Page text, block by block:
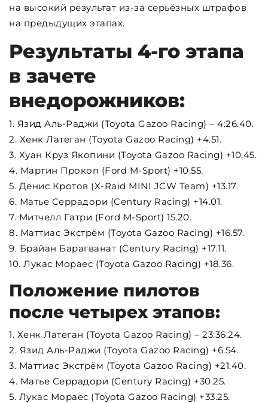
на высокий результат из-за серьёзных штрафов
на предыдущих этапах.
Результаты 4-го этапа
в зачете
внедорожников:
1. Язид Аль-Раджи (Toyota Gazoo Racing) – 4:26.40.
2. Хенк Латеган (Toyota Gazoo Racing) +4.51.
3. Хуан Круз Якопини (Toyota Gazoo Racing) +10.45.
4. Мартин Прокоп (Ford M-Sport) +10.55.
5. Денис Кротов (X-Raid MINI JCW Team) +13.17.
6. Матье Серрадори (Century Racing) +14.01.
7. Митчелл Гатри (Ford M-Sport) 15.20.
8. Маттиас Экстрём (Toyota Gazoo Racing) +16.57.
9. Брайан Барагванат (Century Racing) +17.11.
10. Лукас Мораес (Toyota Gazoo Racing) +18.36.
Положение пилотов
после четырех этапов:
1. Хенк Латеган (Toyota Gazoo Racing) – 23:36.24.
2. Язид Аль-Раджи (Toyota Gazoo Racing) +6.54.
3. Маттиас Экстрём (Toyota Gazoo Racing) +21.40.
4. Матье Серрадори (Century Racing) +30.25.
5. Лукас Мораес (Toyota Gazoo Racing) +33.25.